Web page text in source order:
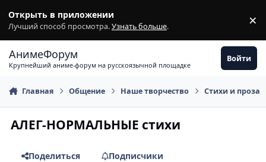
Открыть в приложении
Лучший способ просмотра.Узнать больше. ×
АнимеФорум
Крупнейший аниме-форум на русскоязычной площадке
Войти
Главная Общение Наше творчество Стихи и проза
АЛЕГ-НОРМАЛЬНЫЕ стихи
Поделиться Подписчики